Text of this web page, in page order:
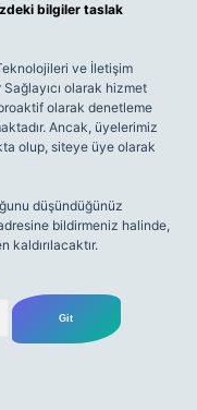
bilgiler taslak
ve İletişim
olarak hizmet
olarak denetleme
Ancak, üyelerimiz
olup, siteye üye olarak
düşündüğünüz
bildirmeniz halinde,